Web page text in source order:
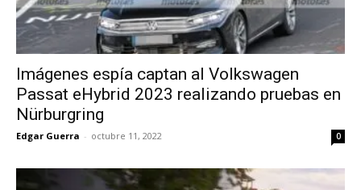
Imágenes espía captan al Volkswagen
Passat eHybrid 2023 realizando pruebas en
Nürburgring
Edgar Guerra - octubre 11, 2022 0